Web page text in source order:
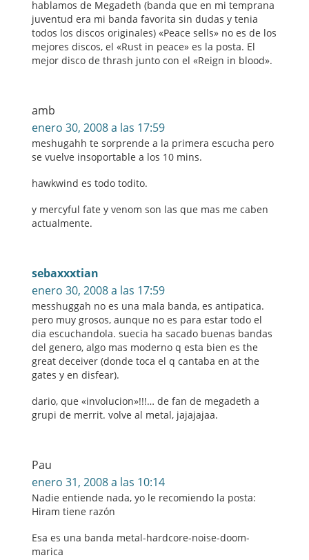
hablamos de Megadeth (banda que en mi temprana
juventud era mi banda favorita sin dudas y tenia
todos los discos originales) «Peace sells» no es de los
mejores discos, el «Rust in peace» es la posta. El
mejor disco de thrash junto con el «Reign in blood».
amb
enero 30, 2008 a las 17:59
meshugahh te sorprende a la primera escucha pero
se vuelve insoportable a los 10 mins.
hawkwind es todo todito.
y mercyful fate y venom son las que mas me caben
actualmente.
sebaxxxtian
enero 30, 2008 a las 17:59
messhuggah no es una mala banda, es antipatica.
pero muy grosos, aunque no es para estar todo el
dia escuchandola. suecia ha sacado buenas bandas
del genero, algo mas moderno q esta bien es the
great deceiver (donde toca el q cantaba en at the
gates y en disfear).
dario, que «involucion»!!!… de fan de megadeth a
grupi de merrit. volve al metal, jajajajaa.
Pau
enero 31, 2008 a las 10:14
Nadie entiende nada, yo le recomiendo la posta:
Hiram tiene razón
Esa es una banda metal-hardcore-noise-doom-
marica